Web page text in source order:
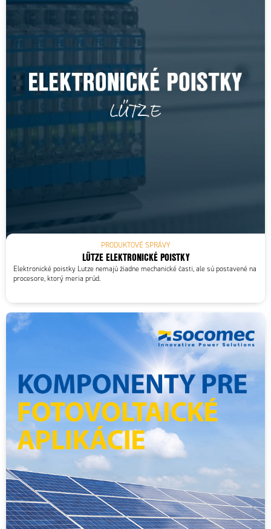
PRODUKTOVÉ SPRÁVY
LÜTZE ELEKTRONICKÉ POISTKY
Elektronické poistky Lutze nemajú žiadne mechanické časti, ale sú postavené na
procesore, ktorý meria prúd.